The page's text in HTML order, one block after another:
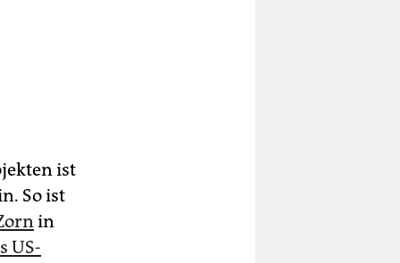
ist
So ist
in
US-